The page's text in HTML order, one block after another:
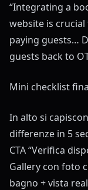
“Integrating a
website is
paying guests…
guests back to
Mini checklist
In alto si
differenze in 5
CTA “Verifica
Gallery con foto
bagno + vista